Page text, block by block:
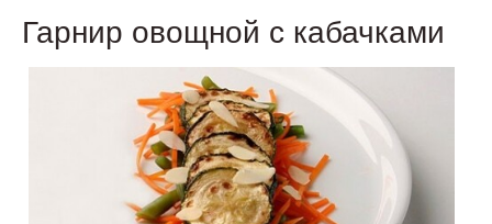
Гарнир овощной с кабачками